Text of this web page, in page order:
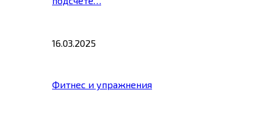
16.03.2025
Фитнес и упражнения